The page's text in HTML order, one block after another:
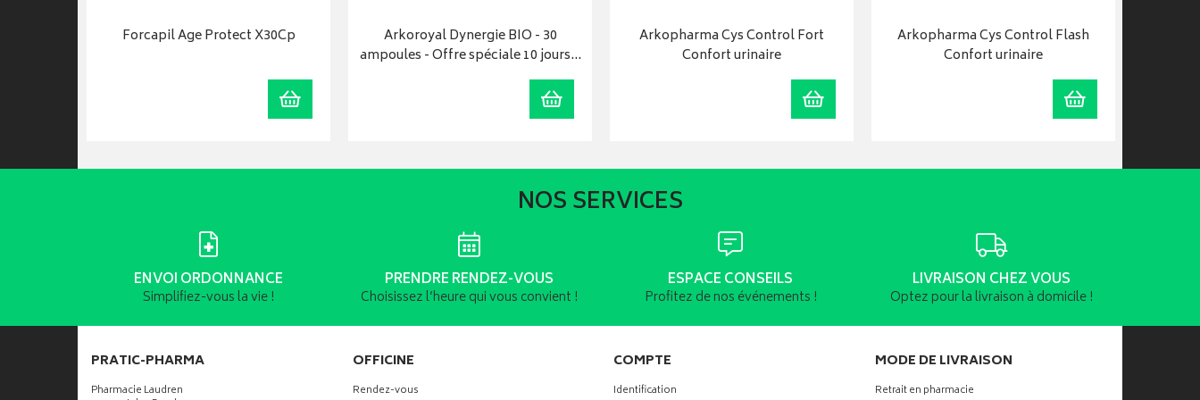
Forcapil Age Protect X30Cp
Ajouter au panier
Arkoroyal Dynergie BIO - 30
ampoules - Offre spéciale 10 jours…
Ajouter au panier
Arkopharma Cys Control Fort
Confort urinaire
Ajouter au panier
Arkopharma Cys Control Flash
Confort urinaire
Ajouter au panier
NOS SERVICES
ENVOI ORDONNANCE
Simplifiez-vous la vie !
PRENDRE RENDEZ-VOUS
Choisissez l’heure qui vous convient !
ESPACE CONSEILS
Profitez de nos événements !
LIVRAISON CHEZ VOUS
Optez pour la livraison à domicile !
PRATIC-PHARMA
Pharmacie Laudren
OFFICINE
Rendez-vous
COMPTE
Identification
MODE DE LIVRAISON
Retrait en pharmacie